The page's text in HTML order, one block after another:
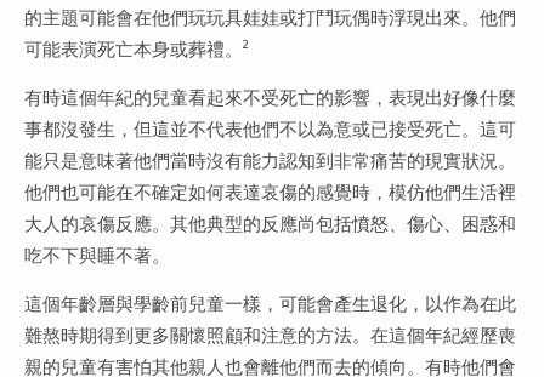
的主題可能會在他們玩玩具娃娃或打鬥玩偶時浮現出來。他們
可能表演死亡本身或葬禮。²
有時這個年紀的兒童看起來不受死亡的影響，表現出好像什麼
事都沒發生，但這並不代表他們不以為意或已接受死亡。這可
能只是意味著他們當時沒有能力認知到非常痛苦的現實狀況。
他們也可能在不確定如何表達哀傷的感覺時，模仿他們生活裡
大人的哀傷反應。其他典型的反應尚包括憤怒、傷心、困惑和
吃不下與睡不著。
這個年齡層與學齡前兒童一樣，可能會產生退化，以作為在此
難熬時期得到更多關懷照顧和注意的方法。在這個年紀經歷喪
親的兒童有害怕其他親人也會離他們而去的傾向。有時他們會